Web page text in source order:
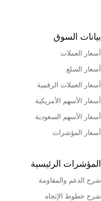
بيانات السوق
أسعار العملات
أسعار السلع
أسعار العملات الرقمية
أسعار الأسهم الأمريكية
أسعار الأسهم السعودية
أسعار المؤشرات
المؤشرات الرئيسية
شرح الدعم والمقاومة
شرح خطوط الإتجاه